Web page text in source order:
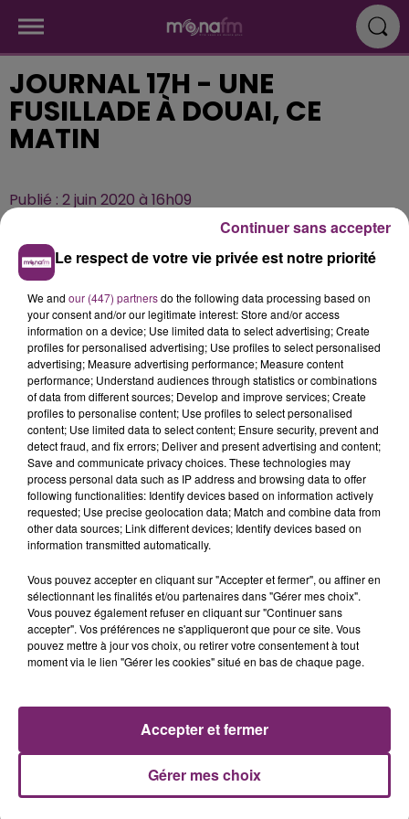
JOURNAL 17H - UNE
FUSILLADE À DOUAI, CE
MATIN
Publié : 2 juin 2020 à 16h09
ACTUS RADIO
PODCASTS
Plan du site
Mentions légales
Le respect de votre vie privée est notre priorité
We and our (447) partnersdo the following data processing based on
your consent and/or our legitimate interest: Store and/or access
information on a device; Use limited data to select advertising; Create
profiles for personalised advertising; Use profiles to select personalised
advertising; Measure advertising performance; Measure content
performance; Understand audiences through statistics or combinations
of data from different sources; Develop and improve services; Create
profiles to personalise content; Use profiles to select personalised
content; Use limited data to select content; Ensure security, prevent and
detect fraud, and fix errors; Deliver and present advertising and content;
Save and communicate privacy choices. These technologies may
process personal data such as IP address and browsing data to offer
following functionalities: Identify devices based on information actively
requested; Use precise geolocation data; Match and combine data from
other data sources; Link different devices; Identify devices based on
information transmitted automatically.
Vous pouvez accepter en cliquant sur "Accepter et fermer", ou affiner en
sélectionnant les finalités et/ou partenaires dans "Gérer mes choix".
Vous pouvez également refuser en cliquant sur "Continuer sans
accepter". Vos préférences ne s'appliqueront que pour ce site. Vous
pouvez mettre à jour vos choix, ou retirer votre consentement à tout
moment via le lien "Gérer les cookies" situé en bas de chaque page.
Gérer mes choix
Accepter et fermer
Continuer sans accepter